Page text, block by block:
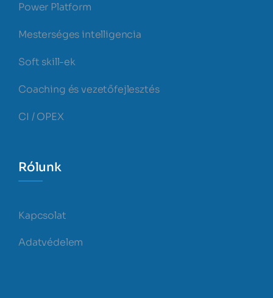
Power Platform
Mesterséges intelligencia
Soft skill-ek
Coaching és vezetőfejlesztés
CI / OPEX
Rólunk
Kapcsolat
Adatvédelem